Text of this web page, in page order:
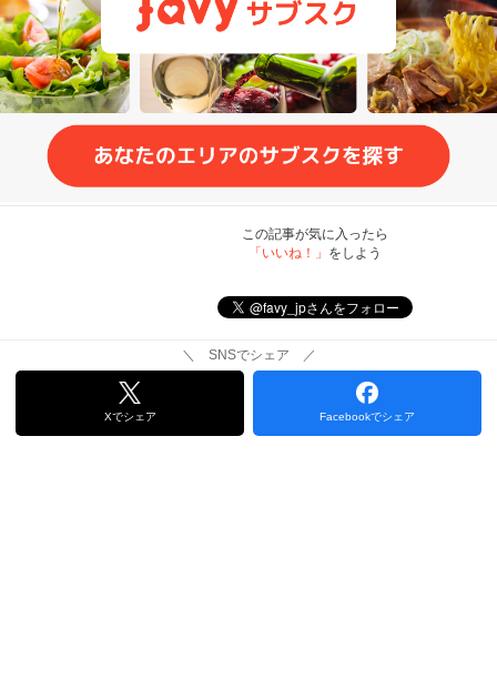
この記事が気に入ったら
「いいね！」 をしよう
＼ SNSでシェア ／
Xでシェア Facebookでシェア